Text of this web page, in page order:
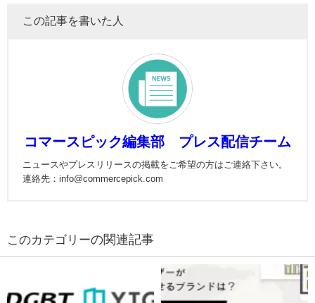
この記事を書いた人
コマースピック編集部 プレス配信チーム
ニュースやプレスリリースの掲載をご希望の方はご連絡下さい。
連絡先：info@commercepick.com
の関連記事